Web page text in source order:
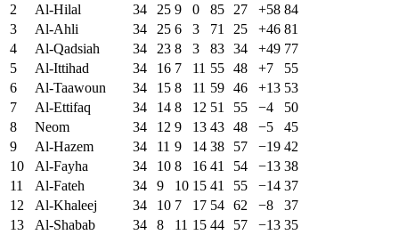
2
Al-Hilal 34 25 9 0 85 27 +58 84
3
Al-Ahli 34 25 6 3 71 25 +46 81
4
Al-Qadsiah 34 23 8 3 83 34 +49 77
5
Al-Ittihad 34 16 7 11 55 48 +7
55
6
Al-Taawoun 34 15 8 11 59 46 +13 53
7
Al-Ettifaq 34 14 8 12 51 55 −4
50
8
Neom 34 12 9 13 43 48 −5
45
9
Al-Hazem 34 11 9 14 38 57 −19 42
10
Al-Fayha 34 10 8 16 41 54 −13 38
11
Al-Fateh 34 9 10 15 41 55 −14 37
12
Al-Khaleej 34 10 7 17 54 62 −8
37
13
Al-Shabab 34 8 11 15 44 57 −13 35